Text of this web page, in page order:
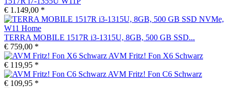
€ 1.149,00 *
TERRA MOBILE 1517R i3-1315U, 8GB, 500 GB SSD...
€ 759,00 *
AVM Fritz! Fon X6 Schwarz
€ 119,95 *
AVM Fritz! Fon C6 Schwarz
€ 109,95 *